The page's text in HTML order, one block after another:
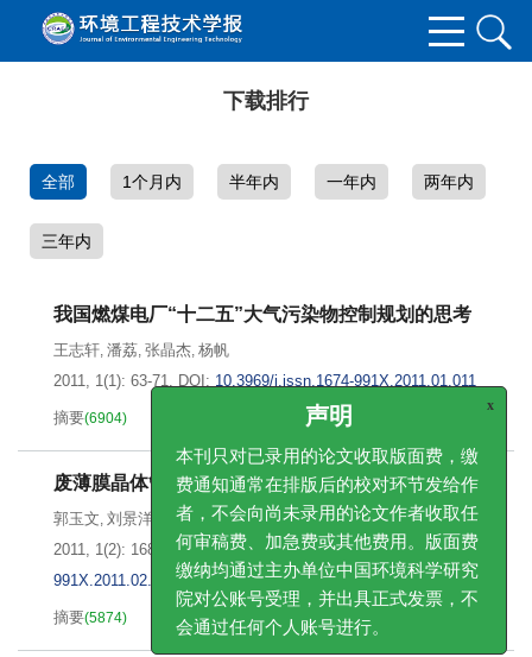
下载排行
全部 1个月内 半年内 一年内 两年内
三年内
我国燃煤电厂“十二五”大气污染物控制规划的思考
王志轩, 潘荔, 张晶杰, 杨帆
2011, 1(1): 63-71. DOI: 10.3969/j.issn.1674-991X.2011.01.011
摘要(6904)
废薄膜晶体管液晶显示器处理与管理
郭玉文, 刘景洋 乔琦 梁继军,杨东梅,任倩
2011, 1(2): 168-172. DOI:10.3969/j.issn.1674-
991X.2011.02.028
摘要(5874) PDF[ 642KB]( 3988
x
声明
本刊只对已录用的论文收取版面费，缴
费通知通常在排版后的校对环节发给作
者，不会向尚未录用的论文作者收取任
何审稿费、加急费或其他费用。版面费
缴纳均通过主办单位中国环境科学研究
院对公账号受理，并出具正式发票，不
会通过任何个人账号进行。